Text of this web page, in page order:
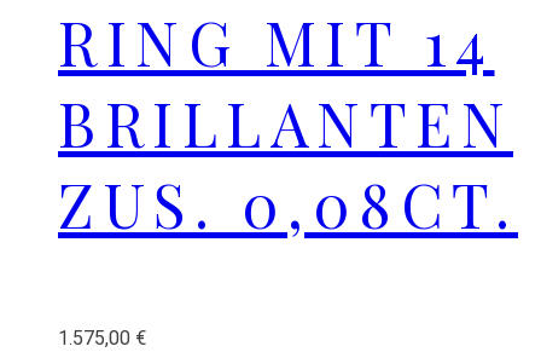
RING MIT 14
BRILLANTEN
ZUS. 0,08CT.
1.575,00 €